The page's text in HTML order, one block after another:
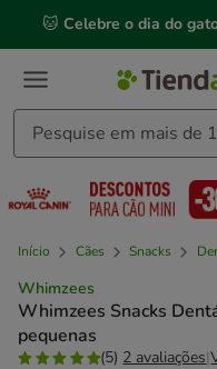
mensagem,
🐱 Celebre o dia do
Início Cães Snacks
Whimzees
Whimzees Snacks
pequenas
(5) 2 avaliações|